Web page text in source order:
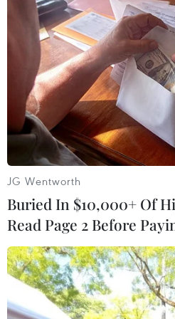
#Khu công nghiệp Yên Phong I
#công nghệ xanh
#đầu tư FDI
JG Wentworth
Buried In $10,000+ Of
Read Page 2 Before